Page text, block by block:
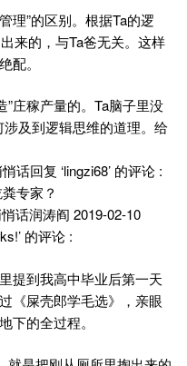
理”的区别。根据Ta的逻
来的，与Ta爸无关。这样
配。
”庄稼产量的。Ta脑子里没
涉及到逻辑思维的道理。给
话回复 ‘lingzi68’ 的评论 :
专家？
话润涛阎 2019-02-10
的评论 :
提到我高中毕业后第一天
《屎壳郎学毛选》，亲眼
下的全过程。